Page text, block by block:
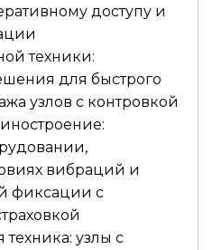
доступу и
техники:
для быстрого
узлов с контровкой
вибраций и
фиксации с
узлы с